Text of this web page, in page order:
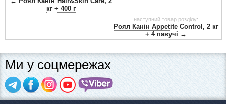
кг + 400 г
наступний товар розділу:
Роял Канін Appetite Control, 2 кг
+ 4 павучі →
Ми у соцмережах